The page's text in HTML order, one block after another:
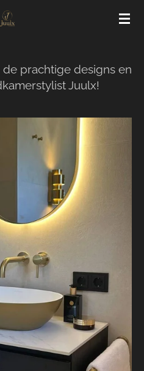
prachtige designs en
Juulx!